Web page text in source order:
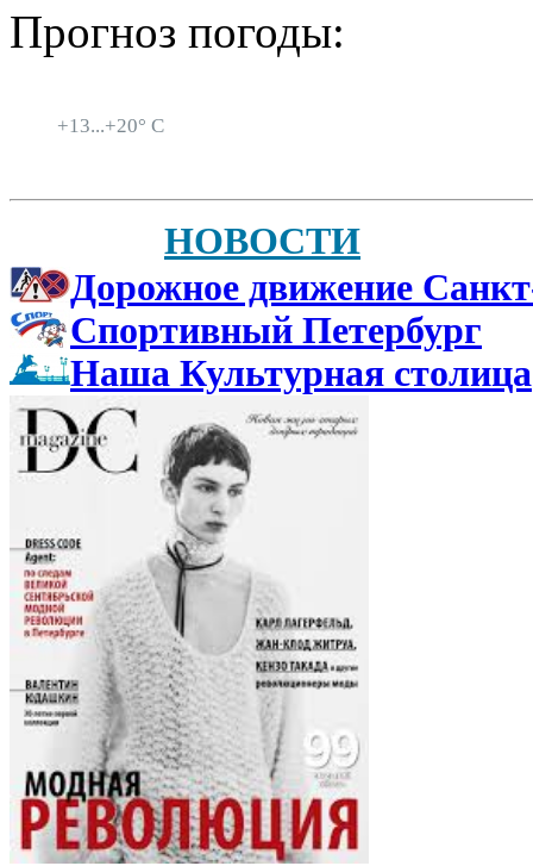
Прогноз погоды:
+13...+20° C
НОВОСТИ
Дорожное движение
Спортивный Петербург
Наша Культурная столица